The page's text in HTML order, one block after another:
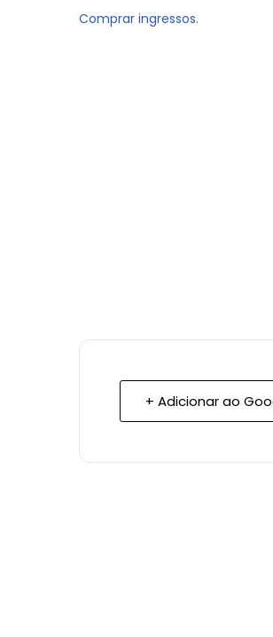
Comprar ingressos.
+ Adicionar ao